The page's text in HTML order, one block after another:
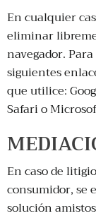
En cualquier
eliminar
navegador.
siguientes
que utilice:
Safario
En caso de
consumidor, se
solución